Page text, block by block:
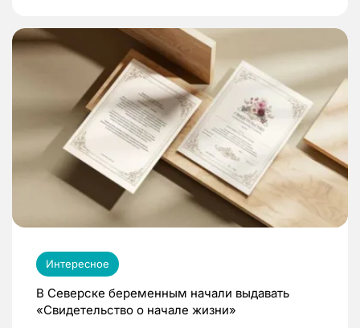
Интересное
В Северске беременным начали выдавать
«Свидетельство о начале жизни»